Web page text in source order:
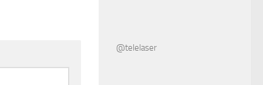
@telelaser